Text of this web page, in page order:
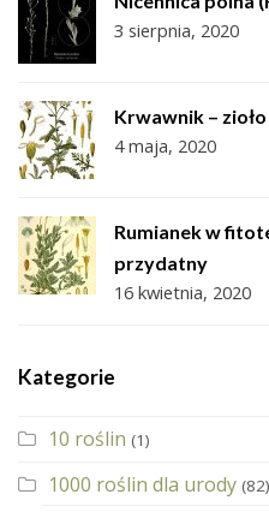
3 sierpnia, 2020
Krwawnik –
4 maja, 2020
Rumianek w
przydatny
16 kwietnia, 2020
Kategorie
10 roślin (1)
1000 roślin dla urody (82)